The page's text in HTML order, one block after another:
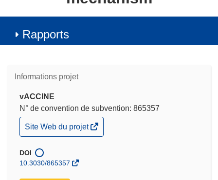
Rapports
Informations projet
vACCINE
N° de convention de subvention: 865357
(s’ouvre
dans
nouvelle
fenêtre)
Site Web du projet
DOI
10.3030/865357